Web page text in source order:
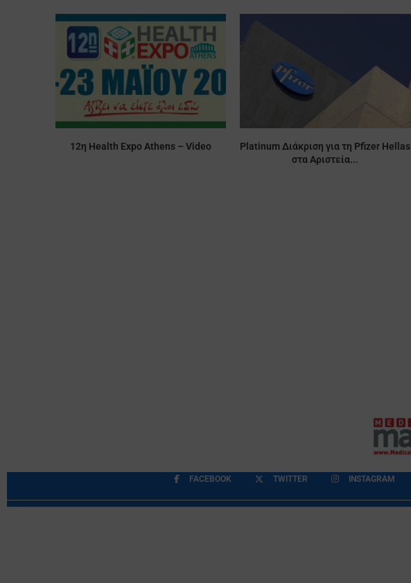
12η Health Expo Athens – Video
Platinum Διάκριση για τη Pfizer Hellas
στα Αριστεία...
FACEBOOK TWITTER INSTAGRAM